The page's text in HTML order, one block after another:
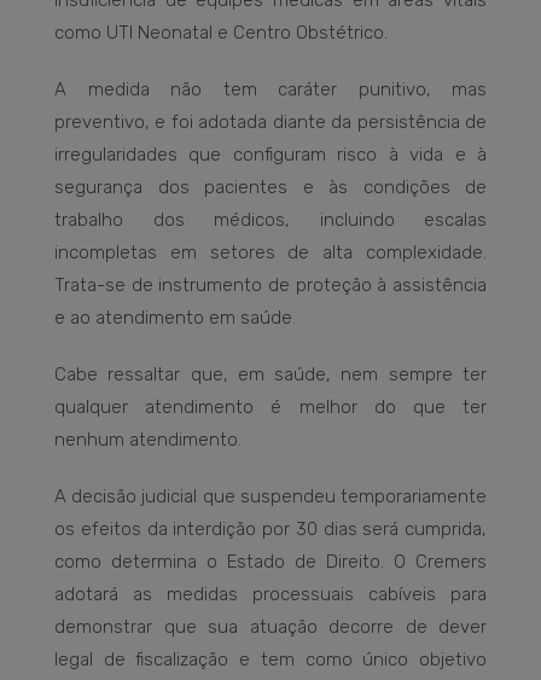
como UTI Neonatal e Centro Obstétrico.
A medida não tem caráter punitivo, mas
preventivo, e foi adotada diante da persistência de
irregularidades que configuram risco à vida e à
segurança dos pacientes e às condições de
trabalho dos médicos, incluindo escalas
incompletas em setores de alta complexidade.
Trata-se de instrumento de proteção à assistência
e ao atendimento em saúde.
Cabe ressaltar que, em saúde, nem sempre ter
qualquer atendimento é melhor do que ter
nenhum atendimento.
A decisão judicial que suspendeu temporariamente
os efeitos da interdição por 30 dias será cumprida,
como determina o Estado de Direito. O Cremers
adotará as medidas processuais cabíveis para
demonstrar que sua atuação decorre de dever
legal de fiscalização e tem como único objetivo